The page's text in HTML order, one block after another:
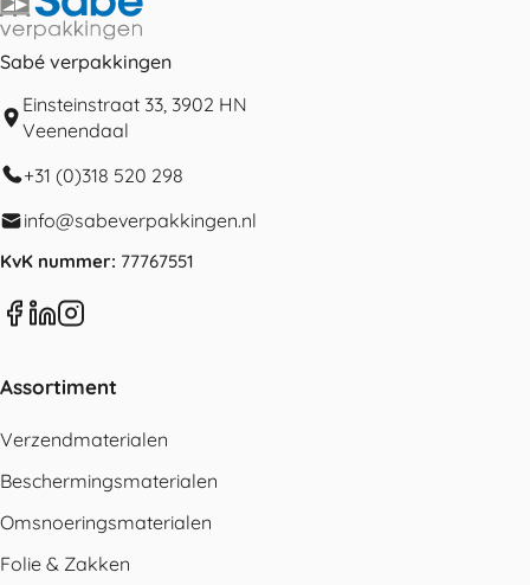
Sabé verpakkingen
Einsteinstraat 33, 3902 HN
Veenendaal
+31 (0)318 520 298
info@sabeverpakkingen.nl
KvK nummer: 77767551
Assortiment
Verzendmaterialen
Beschermingsmaterialen
Omsnoeringsmaterialen
Folie & Zakken